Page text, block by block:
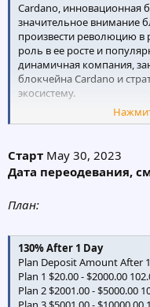
Cardano, инновационная
значительное внимание
произвести революцию
роль в ее росте и
динамичная компания,
блокчейна Cardano и
экосистему.
Carda Evolution
потенциал. Активно
разработке, компания
Cardano в качестве
экосистему Cardano. Они
стартапы и
созданные на основе
инвестиции для их
Carda Evolution
Старт May 30, 2023
Дата переодевания,
План:
130% After 1 Day
Plan Deposit Amount After
Plan 1 $20.00 - $2000.00
Plan 2 $2001.00 - $5000.00